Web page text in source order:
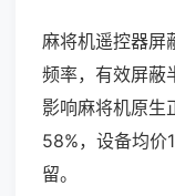
麻将机遥控器屏
频率，有效屏蔽
影响麻将机原生
58%，设备均价
留。